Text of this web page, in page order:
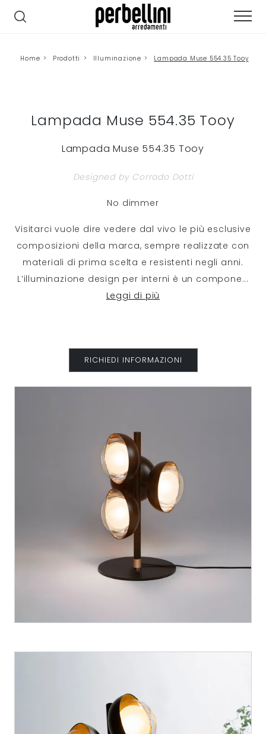
Home > Prodotti > Illuminazione > Lampada Muse 554.35 Tooy
Lampada Muse 554.35 Tooy
Lampada Muse 554.35 Tooy
Designed by Corrado Dotti
No dimmer
Visitarci vuole dire vedere dal vivo le più esclusive
composizioni della marca, sempre realizzate con
materiali di prima scelta e resistenti negli anni.
L’illuminazione design per interni è un compone...
Leggi di più
RICHIEDI INFORMAZIONI